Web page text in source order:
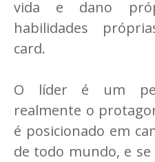
vida e dano
habilidades
card.
O líder é um
realmente o
é posicionado em
de todo mundo, e